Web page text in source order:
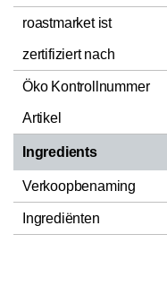
roastmarket ist
zertifiziert nach
Öko Kontrollnummer
Artikel
Ingredients
Verkoopbenaming
Ingrediënten